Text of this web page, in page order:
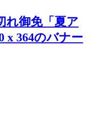
れ御免「夏ア
x 364のバナー